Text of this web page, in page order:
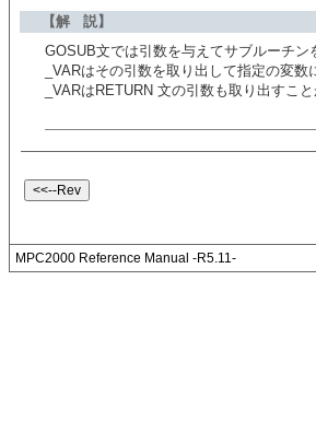
【解 説】
GOSUB文では引数を与えてサブルーチ
_VARはその引数を取り出して指定の変数
_VARはRETURN 文の引数も取り出すこと
MPC2000 Reference Manual -R5.11-